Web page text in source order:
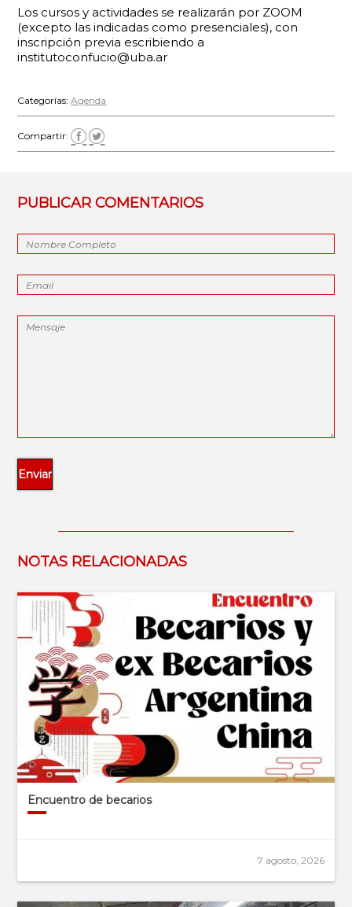
Los cursos y actividades se realizarán por ZOOM
(excepto las indicadas como presenciales), con
inscripción previa escribiendo a
institutoconfucio@uba.ar
Categorías:Agenda
Compartir:
PUBLICAR COMENTARIOS
NOTAS RELACIONADAS
Encuentro de becarios
7 agosto, 2026